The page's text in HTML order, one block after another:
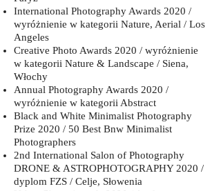
International Photography Awards 2020 /
wyróżnienie w kategorii Nature, Aerial / Los
Angeles
Creative Photo Awards 2020 / wyróżnienie
w kategorii Nature & Landscape / Siena,
Włochy
Annual Photography Awards 2020 /
wyróżnienie w kategorii Abstract
Black and White Minimalist Photography
Prize 2020 / 50 Best Bnw Minimalist
Photographers
2nd International Salon of Photography
DRONE & ASTROPHOTOGRAPHY 2020 /
dyplom FZS / Celje, Słowenia